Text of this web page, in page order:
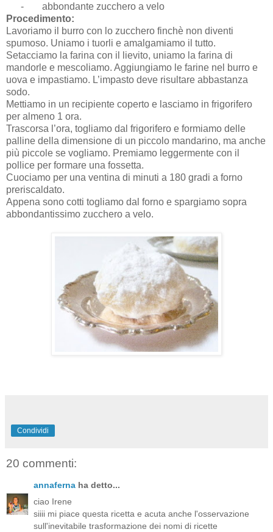
-
abbondante zucchero a velo
Procedimento:
Lavoriamo il burro con lo zucchero finchè non diventi
spumoso. Uniamo i tuorli e amalgamiamo il tutto.
Setacciamo la farina con il lievito, uniamo la farina di
mandorle e mescoliamo. Aggiungiamo le farine nel burro e
uova e impastiamo. L’impasto deve risultare abbastanza
sodo.
Mettiamo in un recipiente coperto e lasciamo in frigorifero
per almeno 1 ora.
Trascorsa l’ora, togliamo dal frigorifero e formiamo delle
palline della dimensione di un piccolo mandarino, ma anche
più piccole se vogliamo. Premiamo leggermente con il
pollice per formare una fossetta.
Cuociamo per una ventina di minuti a 180 gradi a forno
preriscaldato.
Appena sono cotti togliamo dal forno e spargiamo sopra
abbondantissimo zucchero a velo.
Condividi
20 commenti:
annaferna ha detto...
ciao Irene
siiii mi piace questa ricetta e acuta anche l'osservazione
sull'inevitabile trasformazione dei nomi di ricette